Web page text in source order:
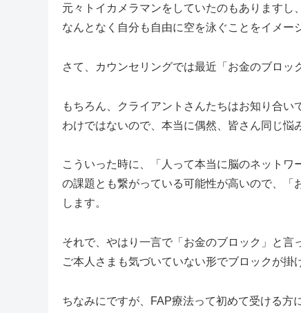
元々トイカメラマンをしていたのもあります
なんとなく自分も自由に空を泳ぐことをイメー
さて、カウンセリングでは最近「お金のブロッ
もちろん、クライアントさんたちはお知り合
わけではないので、本当に偶然、皆さん同じ悩
こういった時に、「人って本当に脳のネット
の課題とも繋がっている可能性が高いので、
します。
それで、やはり一言で「お金のブロック」と
ご本人さまも気づいていない形でブロックが掛
ちなみにですが、FAP療法って初めて受ける方